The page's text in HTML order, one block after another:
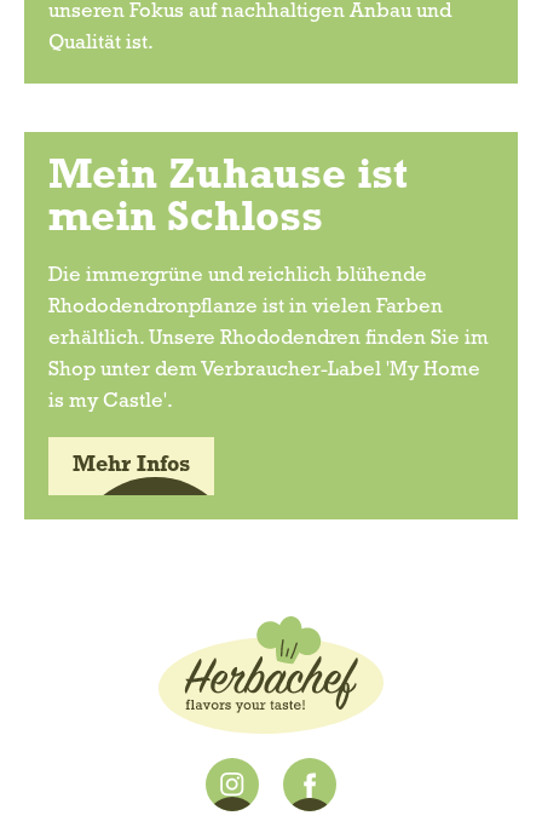
unseren Fokus auf nachhaltigen Anbau und
Qualität ist.
Mein Zuhause ist
mein Schloss
Die immergrüne und reichlich blühende
Rhododendronpflanze ist in vielen Farben
erhältlich. Unsere Rhododendren finden Sie im
Shop unter dem Verbraucher-Label 'My Home
is my Castle'.
Mehr Infos